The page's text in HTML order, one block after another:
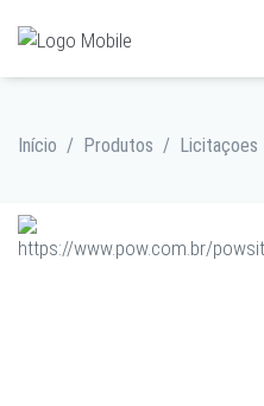
Início / Produtos / Licitaçoes